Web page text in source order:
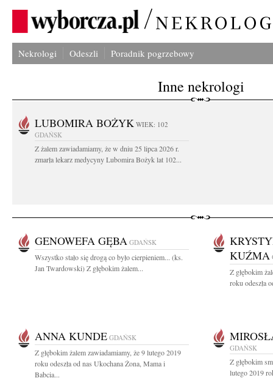
Nekrologi Odeszli Poradnik pogrzebowy
Inne nekrologi
LUBOMIRA BOŻYK WIEK: 102
GDAŃSK
Z żalem zawiadamiamy, że w dniu 25 lipca 2026 r.
zmarła lekarz medycyny Lubomira Bożyk lat 102...
GENOWEFA GĘBA GDAŃSK
Wszystko stało się drogą co było cierpieniem... (ks.
Jan Twardowski) Z głębokim żalem...
KUŹMA
Z głębokim
roku odeszła
ANNA KUNDE GDAŃSK
Z głębokim żalem zawiadamiamy, że 9 lutego 2019
roku odeszła od nas Ukochana Żona, Mama i
Babcia...
GDAŃSK
Z głębokim
lutego 2019